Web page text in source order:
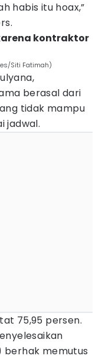
habis itu hoax,”
kontraktor
Siti Fatimah)
berasal dari
tidak mampu
jadwal.
75,95 persen.
berhak memutus